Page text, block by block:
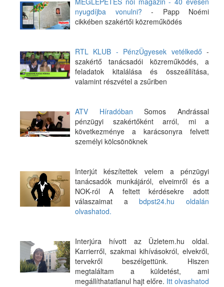
nyugdíjba vonulni? - Papp Noémi
cikkében szakértői közreműködés
RTL KLUB - PénzÜgyesek vetélkedő -
szakértő tanácsadói közreműködés, a
feladatok kitalálása és összeállítása,
valamint részvétel a zsűriben
ATV Híradóban Somos Andrással
pénzügyi szakértőként arról, mi a
következménye a karácsonyra felvett
személyi kölcsönöknek
Interjút készítettek velem a pénzügyi
tanácsadók munkájáról, elveimről és a
NOK-ról A feltett kérdésekre adott
válaszaimat abdpst24.hu oldalán
olvashatod.
Interjúra hívott az Üzletem.hu oldal.
Karrierről, szakmai kihívásokról, elvekről,
tervekről beszélgettünk. Hiszen
megtaláltam a küldetést, ami
megállíthatatlanul hajt előre. Itt olvashatod